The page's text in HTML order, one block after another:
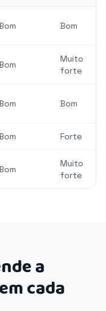
Bom
Muito
forte
Bom
Forte
Muito
forte
a
cada